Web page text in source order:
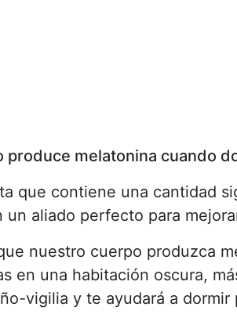
produce melatonina cuando
que contiene una cantidad
aliado perfecto para
nuestro cuerpo produzca
en una habitación oscura,
vigilia y te ayudará a dormir